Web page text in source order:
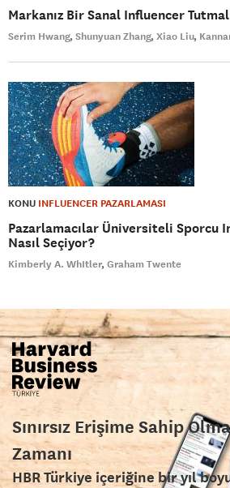
Markanız Bir Sanal Influencer
Serim Hwang Shunyuan Zhang Xiao Liu
KONU INFLUENCER PAZARLAMASI
Pazarlamacılar Üniversiteli Sporcu
Nasıl Seçiyor?
Kimberly A. WhItler Graham Twente
Sınırsız Erişime Sahip
Zamanı
HBR Türkiye içeriğine bir yıl